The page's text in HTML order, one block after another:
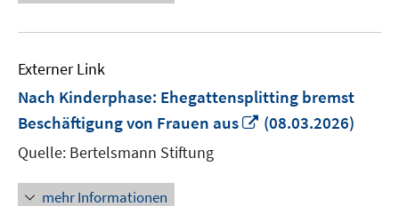
Externer Link
Nach Kinderphase: Ehegattensplitting bremst
Beschäftigung von Frauen aus
In
(08.03.2026)
Quelle: Bertelsmann Stiftung
mehr Informationen